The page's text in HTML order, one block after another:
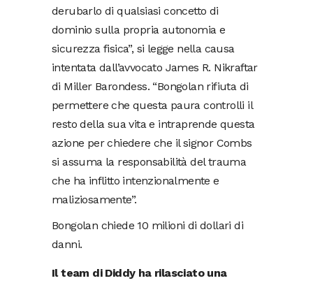
derubarlo di qualsiasi concetto di
dominio sulla propria autonomia e
sicurezza fisica”, si legge nella causa
intentata dall’avvocato James R. Nikraftar
di Miller Barondess. “Bongolan rifiuta di
permettere che questa paura controlli il
resto della sua vita e intraprende questa
azione per chiedere che il signor Combs
si assuma la responsabilità del trauma
che ha inflitto intenzionalmente e
maliziosamente”.
Bongolan chiede 10 milioni di dollari di
danni.
Il team di Diddy ha rilasciato una